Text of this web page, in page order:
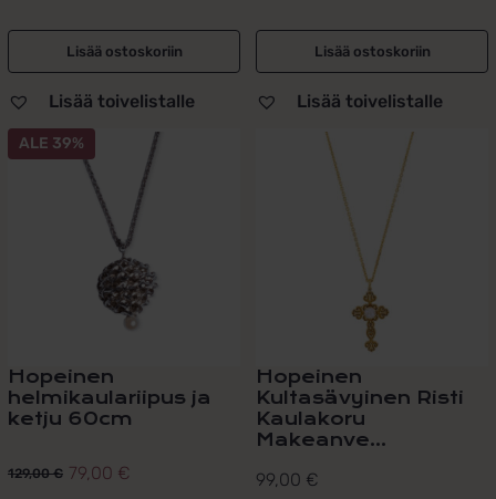
Lisää ostoskoriin
Lisää toivelistalle
Lisää ostoskoriin
Lisää toivelistalle
ALE 39%
Hopeinen
helmikaulariipus ja
ketju 60cm
129,00€
Alkuperäinen
79,00 €
Nykyinen
Hopeinen
Kultasävyinen Risti
Kaulakoru
Makeanve...
99,00 €